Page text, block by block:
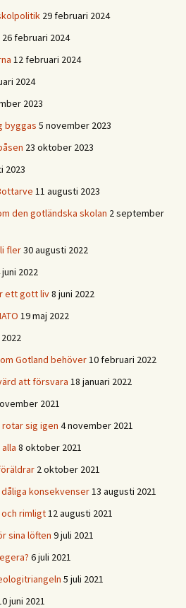
29 februari 2024
26 februari 2024
12 februari 2024
2024
2023
byggas 5 november 2023
23 oktober 2023
2023
11 augusti 2023
den gotländska skolan 2 september
fler30 augusti 2022
juni 2022
ett gott liv8 juni 2022
19 maj 2022
Gotland behöver10 februari 2022
att försvara 18 januari 2022
2021
sig igen 4 november 2021
8 oktober 2021
2 oktober 2021
konsekvenser13 augusti 2021
rimligt12 augusti 2021
sina löften 9 juli 2021
6 juli 2021
5 juli 2021
juni 2021